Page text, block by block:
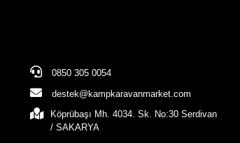
0850 305 0054
destek@kampkaravanmarket.com
Köprübaşı Mh. 4034. Sk. No:30 Serdivan
/ SAKARYA